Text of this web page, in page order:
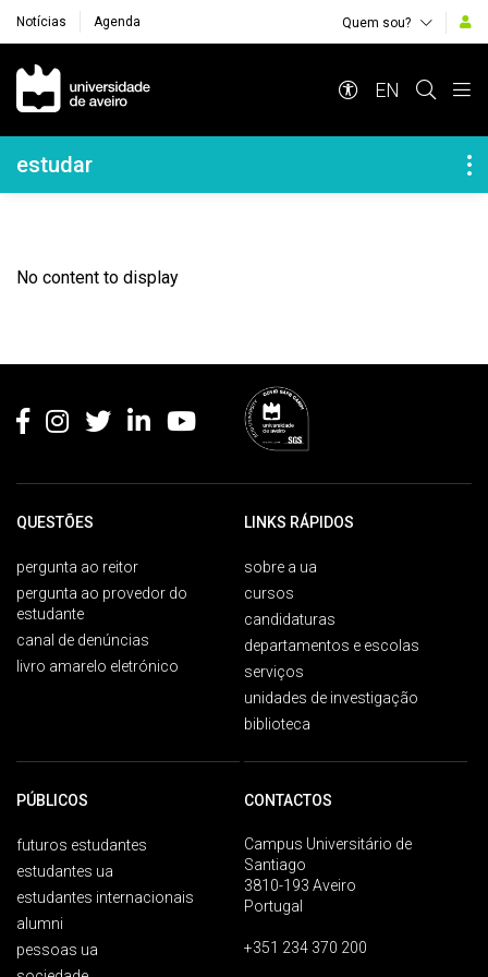
Notícias Agenda Quem sou?
Navegação Principal
EN
Navegação Lateral
estudar
No content to display
QUESTÕES
pergunta ao reitor
pergunta ao provedor do
estudante
canal de denúncias
livro amarelo eletrónico
LINKS RÁPIDOS
sobre a ua
cursos
candidaturas
departamentos e escolas
serviços
unidades de investigação
biblioteca
PÚBLICOS
futuros estudantes
estudantes ua
estudantes internacionais
alumni
pessoas ua
CONTACTOS
Campus Universitário de
Santiago
3810-193 Aveiro
Portugal
+351 234 370 200